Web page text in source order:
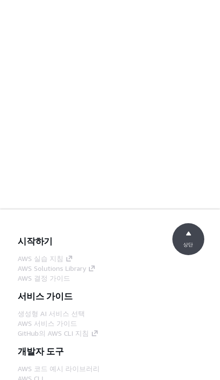
시작하기
AWS 실습 지침
AWS Solutions Library
AWS 결정 가이드
서비스 가이드
생성형 AI 서비스 선택
AWS 서비스 가이드
GitHub의 AWS CLI 지침
개발자 도구
AWS 코드 예시 라이브러리
AWS CLI
상단